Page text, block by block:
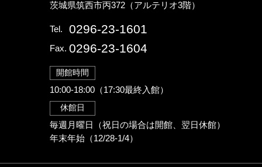
茨城県筑西市丙372（アルテリオ3階）
Tel. 0296-23-1601
Fax. 0296-23-1604
開館時間
10:00-18:00（17:30最終入館）
休館日
毎週月曜日（祝日の場合は開館、翌日休館）
年末年始（12/28-1/4）